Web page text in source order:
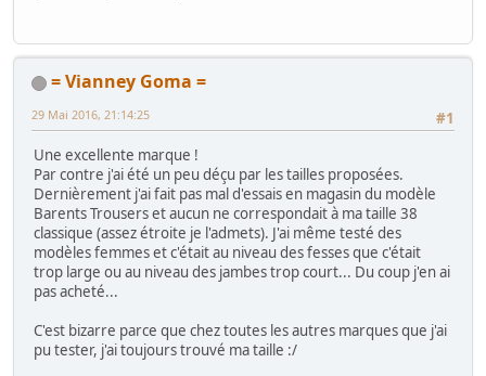
= Vianney Goma =
#1
29 Mai 2016, 21:14:25
Une excellente marque !
Par contre j'ai été un peu déçu par les tailles proposées.
Dernièrement j'ai fait pas mal d'essais en magasin du modèle
Barents Trousers et aucun ne correspondait à ma taille 38
classique (assez étroite je l'admets). J'ai même testé des
modèles femmes et c'était au niveau des fesses que c'était
trop large ou au niveau des jambes trop court... Du coup j'en ai
pas acheté...
C'est bizarre parce que chez toutes les autres marques que j'ai
pu tester, j'ai toujours trouvé ma taille :/